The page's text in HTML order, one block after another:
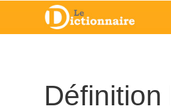
Définition